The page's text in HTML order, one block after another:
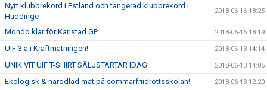
Nytt klubbrekord i Estland och tangerad klubbrekord i
Huddinge
2018-06-16 18:25
Mondo klar för Karlstad GP 2018-06-16 18:19
UIF 3:a i Kraftmätningen! 2018-06-13 14:14
UNIK VIT UIF T-SHIRT SÄLJSTARTAR IDAG! 2018-06-13 14:05
Ekologisk & närodlad mat på sommarfriidrottsskolan! 2018-06-13 12:20